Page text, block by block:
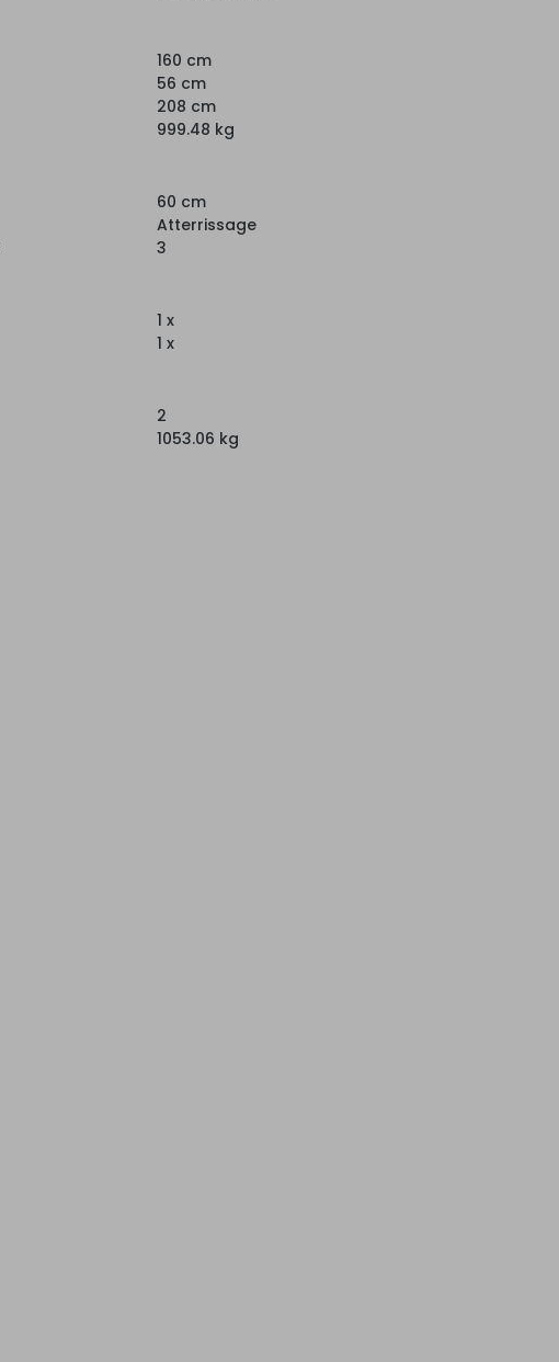
160 cm
56 cm
208 cm
999.48 kg
60 cm
Atterrissage
3
1 x
1 x
2
1053.06 kg